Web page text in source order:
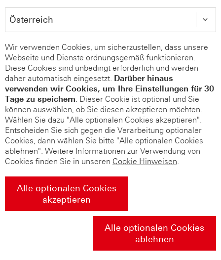
Wir verwenden Cookies, um sicherzustellen, dass unsere
Webseite und Dienste ordnungsgemäß funktionieren.
Diese Cookies sind unbedingt erforderlich und werden
daher automatisch eingesetzt. Darüber hinaus
verwenden wir Cookies, um Ihre Einstellungen für 30
Tage zu speichern. Dieser Cookie ist optional und Sie
können auswählen, ob Sie diesen akzeptieren möchten.
Wählen Sie dazu "Alle optionalen Cookies akzeptieren".
Entscheiden Sie sich gegen die Verarbeitung optionaler
Cookies, dann wählen Sie bitte "Alle optionalen Cookies
ablehnen". Weitere Informationen zur Verwendung von
Cookies finden Sie in unseren Cookie Hinweisen.
Alle optionalen Cookies
akzeptieren
Alle optionalen Cookies
ablehnen